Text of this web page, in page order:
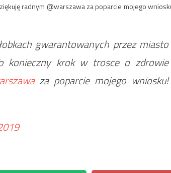
radnym @warszawa za poparcie mojego
gwarantowanych przez miasto
konieczny krok w trosce o zdrowie
za poparcie mojego wniosku!